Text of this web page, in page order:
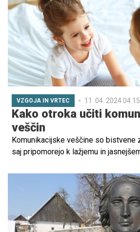
način odmaknili od zaslonov.
VZGOJA IN VRTEC 11. 04. 2024 04.15
Kako otroka učiti
veščin
Komunikacijske veščine so bistvene
saj pripomorejo k lažjemu in
drugimi ter večajo sposobnosti
nadaljevanju preverite konkretne
zabaven način spodbuditi h
besednega zaklada in učenju